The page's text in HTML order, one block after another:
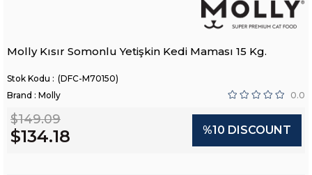
Molly Kısır Somonlu Yetişkin Kedi Maması 15 Kg.
(DFC-M70150)
Brand : Molly 0.0
$149.09
$134.18 %10 DISCOUNT